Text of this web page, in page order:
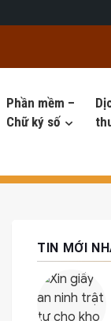
Phần mềm –
Chữ ký số
TIN MỚI